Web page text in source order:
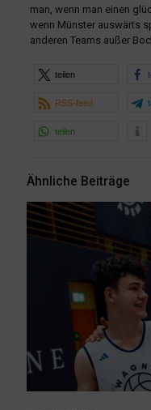
man, wenn man einen
wenn Münster auswärts
anderen Teams außer
teilen
RSS-feed
teilen
Ähnliche Beiträge